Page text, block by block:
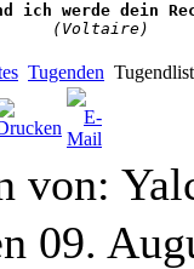
ich werde dein
(Voltaire)
Tugenden
von:
09.